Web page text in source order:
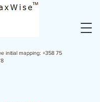
initial mapping: +358 75